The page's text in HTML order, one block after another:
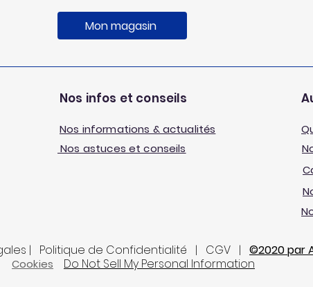
Mon magasin
Nos infos et conseils
Nos informations & actualités
Nos astuces et conseils
| Politique de Confidentialité | CGV | ©2020 par
Cookies Do Not Sell My Personal Information